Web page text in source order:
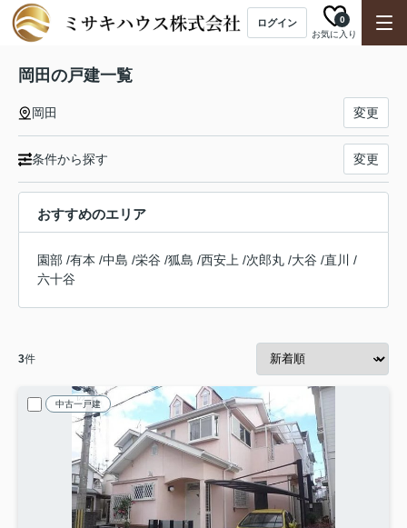
ログイン
お気に入り
0
岡田の戸建一覧
岡田 変更
条件から探す 変更
おすすめのエリア
園部 /有本 /中島 /栄谷 /狐島 /西安上 /次郎丸 /大谷 /直川
/
六十谷
3件
中古一戸建